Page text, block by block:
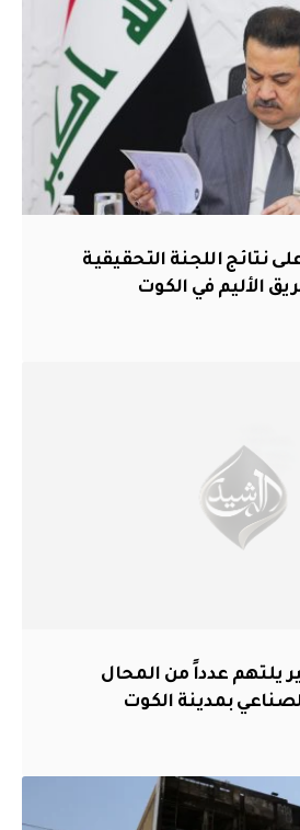
نتائج اللجنة التحقيقية
الأليم في الكوت
يلتهم عدداً من المحال
بمدينة الكوت